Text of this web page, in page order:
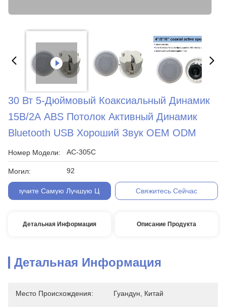
30 Вт 5-Дюймовый Коаксиальный Динамик
15В/2А ABS Потолок Активный Динамик
Bluetooth USB Хороший Звук OEM ODM
Номер Модели: АС-305С
Могил: 92
Получите Самую Лучшую Цену Свяжитесь Сейчас
Детальная Информация Описание Продукта
Детальная Информация
Место Происхождения: Гуандун, Китай